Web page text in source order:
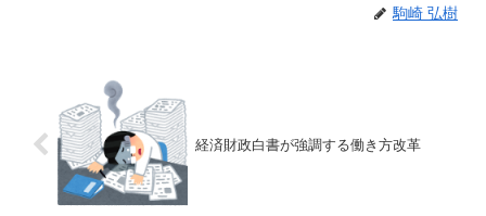
駒崎 弘樹
経済財政白書が強調する働き方改革